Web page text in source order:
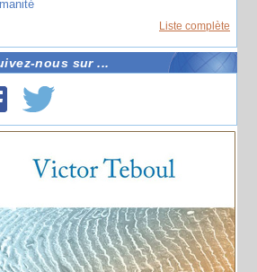
Liste complète
nous sur ...